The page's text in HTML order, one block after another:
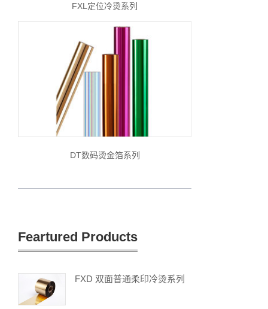
FXL定位冷烫系列
DT数码烫金箔系列
Feartured Products
FXD 双面普通柔印冷烫系列